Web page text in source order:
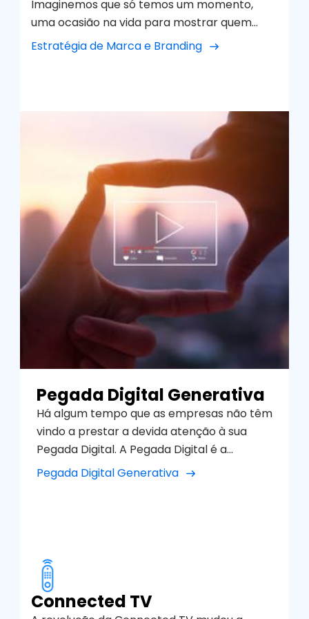
histórias e a construir comunidades fiéis.
Imaginemos que só temos um momento,
uma ocasião na vida para mostrar quem
somos, tudo o que nos define. Como
Estratégia de Marca e Branding
Pegada Digital Generativa
Há algum tempo que as empresas não têm
vindo a prestar a devida atenção à sua
Pegada Digital. A Pegada Digital é a
informação que se encontra quando se
plataformas como o Instagram, TikTok,
Google Maps, etc., e resulta da análise do
sentimento e opiniões que aparecem na
primeira página de resultados, o que pode
Pegada Digital Generativa
Connected TV